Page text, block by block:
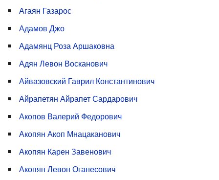
Агаян Газарос
Адамов Джо
Адамянц Роза Аршаковна
Адян Левон Восканович
Айвазовский Гаврил Константинович
Айрапетян Айрапет Сардарович
Акопов Валерий Федорович
Акопян Акоп Мнацаканович
Акопян Карен Завенович
Акопян Левон Оганесович